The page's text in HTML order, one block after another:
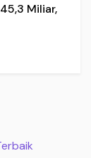
Miliar,